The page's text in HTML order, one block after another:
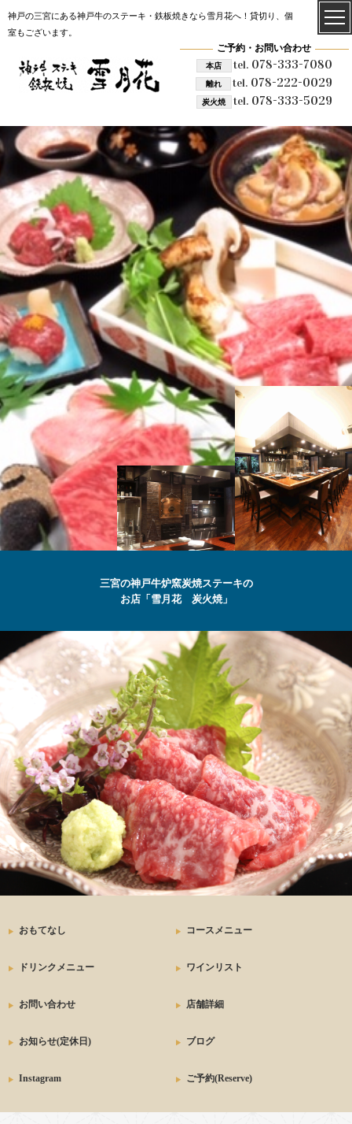
神戸の三宮にある神戸牛のステーキ・鉄板焼きなら雪月花へ！貸切り、個
室もございます。
ご予約・お問い合わせ
本店 tel.078-333-7080
離れ tel. 078-222-0029
炭火焼 tel.078-333-5029
雪月花 炭火焼
SETSUGEKKA
三宮の神戸牛炉窯炭焼ステーキの
お店「雪月花 炭火焼」
最高級の
神戸牛
ステーキ
おもてなし コースメニュー
ドリンクメニュー ワインリスト
お問い合わせ 店舗詳細
お知らせ(定休日) ブログ
Instagram ご予約(Reserve)